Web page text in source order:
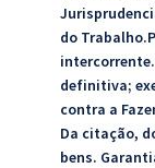
do
definitiva;
contra a
Da citação,
bens.